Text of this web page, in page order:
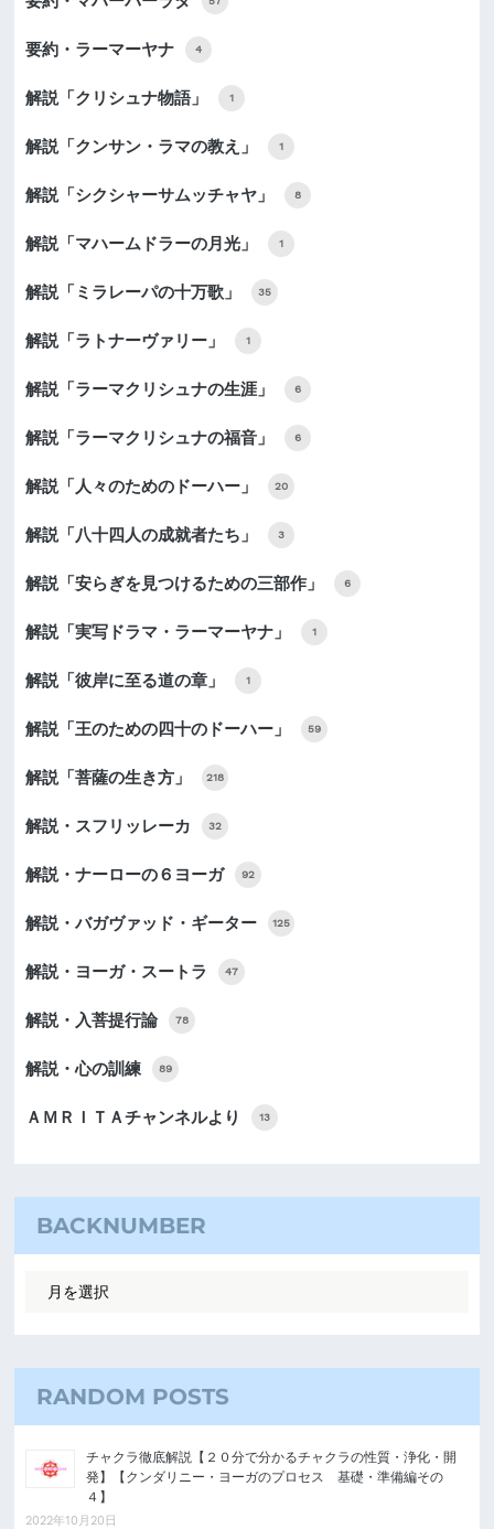
要約・ラーマーヤナ 4
解説「クリシュナ物語」 1
解説「クンサン・ラマの教え」 1
解説「シクシャーサムッチャヤ」 8
解説「マハームドラーの月光」 1
解説「ミラレーパの十万歌」 35
解説「ラトナーヴァリー」 1
解説「ラーマクリシュナの生涯」 6
解説「ラーマクリシュナの福音」 6
解説「人々のためのドーハー」 20
解説「八十四人の成就者たち」 3
解説「安らぎを見つけるための三部作」 6
解説「実写ドラマ・ラーマーヤナ」 1
解説「彼岸に至る道の章」 1
解説「王のための四十のドーハー」 59
解説「菩薩の生き方」 218
解説・スフリッレーカ 32
解説・ナーローの６ヨーガ 92
解説・バガヴァッド・ギーター 125
解説・ヨーガ・スートラ 47
解説・入菩提行論 78
解説・心の訓練 89
ＡＭＲＩＴＡチャンネルより 13
BACKNUMBER
RANDOM POSTS
チャクラ徹底解説【２０分で分かるチャクラの性質・浄化・開
発】【クンダリニー・ヨーガのプロセス 基礎・準備編その
４】
2022年10月20日